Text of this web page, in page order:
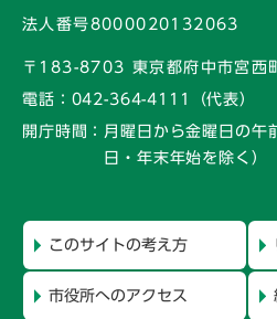
法人番号8000020132063
〒183-8703 東京都府中市宮西
電話： 042-364-4111（代表）
開庁時間： 月曜日から金曜日の午
日・年末年始を除く）
このサイトの考え方
市役所へのアクセス